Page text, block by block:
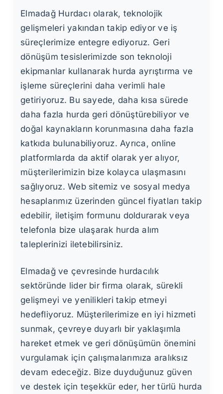
Elmadağ Hurdacı olarak, teknolojik
gelişmeleri yakından takip ediyor ve iş
süreçlerimize entegre ediyoruz. Geri
dönüşüm tesislerimizde son teknoloji
ekipmanlar kullanarak hurda ayrıştırma ve
işleme süreçlerini daha verimli hale
getiriyoruz. Bu sayede, daha kısa sürede
daha fazla hurda geri dönüştürebiliyor ve
doğal kaynakların korunmasına daha fazla
katkıda bulunabiliyoruz. Ayrıca, online
platformlarda da aktif olarak yer alıyor,
müşterilerimizin bize kolayca ulaşmasını
sağlıyoruz. Web sitemiz ve sosyal medya
hesaplarımız üzerinden güncel fiyatları takip
edebilir, iletişim formunu doldurarak veya
telefonla bize ulaşarak hurda alım
taleplerinizi iletebilirsiniz.
Elmadağ ve çevresinde hurdacılık
sektöründe lider bir firma olarak, sürekli
gelişmeyi ve yenilikleri takip etmeyi
hedefliyoruz. Müşterilerimize en iyi hizmeti
sunmak, çevreye duyarlı bir yaklaşımla
hareket etmek ve geri dönüşümün önemini
vurgulamak için çalışmalarımıza aralıksız
devam edeceğiz. Bize duyduğunuz güven
ve destek için teşekkür eder, her türlü hurda